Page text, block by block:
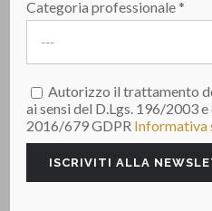
“Creazione di
coesione”,
per l’occupazione”
attraverso gli
impresa femminile.
stanziate dal
del 24 novembre
Categoria professionale *
Autorizzo il trattamento
ai sensi del D.Lgs. 196/2003
2016/679 GDPR Informativa